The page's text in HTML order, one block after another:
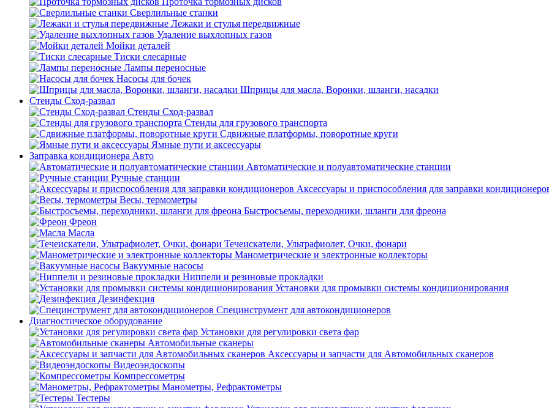
Сверлильные станки
Лежаки и стулья передвижные
Удаление выхлопных газов
Мойки деталей
Тиски слесарные
Лампы переносные
Насосы для бочек
Шприцы для масла, Воронки, шланги, насадки
Стенды Сход-развал
Стенды Сход-развал
Стенды для грузового транспорта
Сдвижные платформы, поворотные круги
Ямные пути и аксессуары
Заправка кондиционера Авто
Автоматические и полуавтоматические станции
Ручные станции
Аксессуары и приспособления для заправки
Весы, термометры
Быстросъемы, переходники, шланги для фреона
Фреон
Масла
Течеискатели, Ультрафиолет, Очки, фонари
Манометрические и электронные коллекторы
Вакуумные насосы
Ниппели и резиновые прокладки
Установки для промывки системы кондиционирования
Дезинфекция
Специнструмент для автокондиционеров
Диагностическое оборудование
Установки для регулировки света фар
Автомобильные сканеры
Аксессуары и запчасти для Автомобильных сканеров
Видеоэндоскопы
Компрессометры
Манометры, Рефрактометры
Тестеры